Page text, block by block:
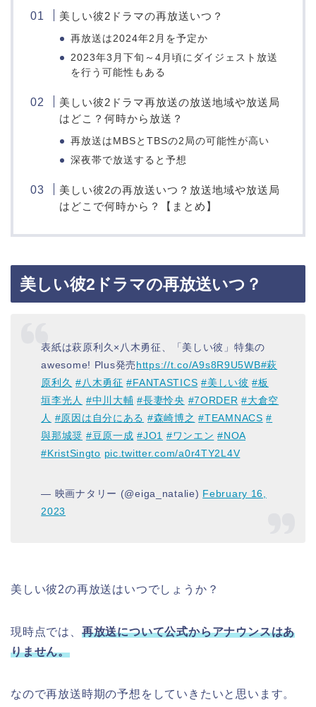
美しい彼2ドラマの再放送いつ？
再放送は2024年2月を予定か
2023年3月下旬～4月頃にダイジェスト放送
を行う可能性もある
美しい彼2ドラマ再放送の放送地域や放送局
はどこ？何時から放送？
再放送はMBSとTBSの2局の可能性が高い
深夜帯で放送すると予想
美しい彼2の再放送いつ？放送地域や放送局
はどこで何時から？【まとめ】
美しい彼2ドラマの再放送いつ？
表紙は萩原利久×八木勇征、「美しい彼」特集の
awesome! Plus発売https://t.co/A9s8R9U5WB#萩
原利久 #八木勇征 #FANTASTICS #美しい彼 #板
垣李光人 #中川大輔 #長妻怜央 #7ORDER #大倉空
人 #原因は自分にある #森崎博之 #TEAMNACS #
與那城奨 #豆原一成 #JO1 #ワンエン #NOA
#KristSingto pic.twitter.com/a0r4TY2L4V
— 映画ナタリー (@eiga_natalie) February 16,
2023
美しい彼2の再放送はいつでしょうか？
現時点では、 再放送について公式からアナウンスはあ
りません。
なので再放送時期の予想をしていきたいと思います。